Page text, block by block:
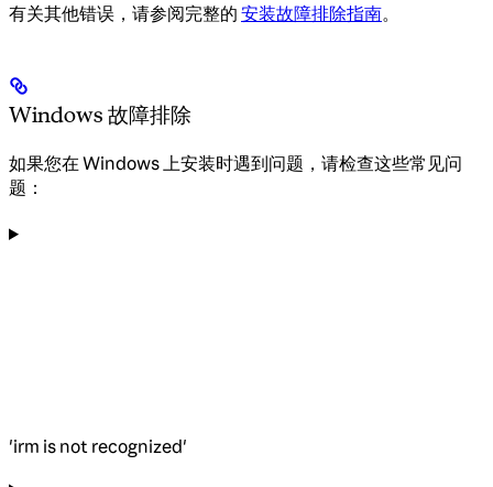
有关其他错误，请参阅完整的 安装故障排除指南。
Windows 故障排除
如果您在 Windows 上安装时遇到问题，请检查这些常见问
题：
'irm is not recognized'